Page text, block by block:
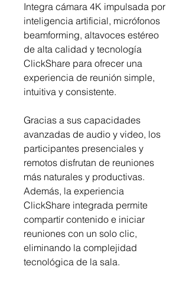
Integra cámara 4K impulsada por
inteligencia artificial, micrófonos
beamforming, altavoces estéreo
de alta calidad y tecnología
ClickShare para ofrecer una
experiencia de reunión simple,
intuitiva y consistente.
Gracias a sus capacidades
avanzadas de audio y video, los
participantes presenciales y
remotos disfrutan de reuniones
más naturales y productivas.
Además, la experiencia
ClickShare integrada permite
compartir contenido e iniciar
reuniones con un solo clic,
eliminando la complejidad
tecnológica de la sala.